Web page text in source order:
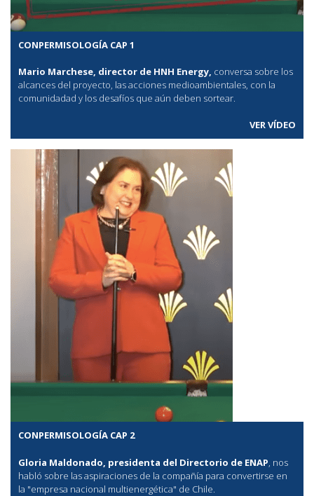
CONPERMISOLOGÍA CAP 1
Mario Marchese, director de HNH Energy, conversa sobre los
alcances del proyecto, las acciones medioambientales, con la
comunidadad y los desafíos que aún deben sortear.
VER VÍDEO
CONPERMISOLOGÍA CAP 2
Gloria Maldonado, presidenta del Directorio de ENAP , nos
habló sobre las aspiraciones de la compañía para convertirse en
la "empresa nacional multienergética" de Chile.